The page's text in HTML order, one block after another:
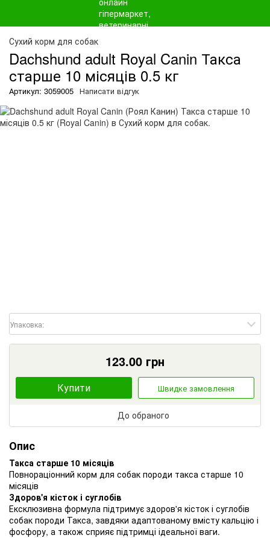
Сухий корм для собак
Dachshund adult Royal Canin Такса
старше 10 місяців 0.5 кг
Артикул: 3059005 Написати відгук
Упаковка:
123.00 грн
Купити Швидке замовлення
До обраного
Опис
Такса старше 10 місяців
Повнораціонний корм для собак породи такса старше 10
місяців
Здоров'я кісток і суглобів
Ексклюзивна формула підтримує здоров'я кісток і суглобів
собак породи Такса, завдяки адаптованому вмісту кальцію і
фосфору, а також сприяє підтримці ідеальної ваги.